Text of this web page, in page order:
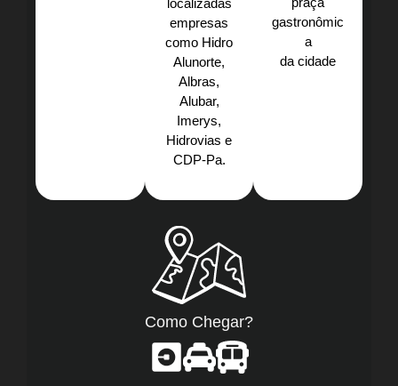
empresas
como Hidro
Alunorte,
Albras,
Alubar,
Imerys,
Hidrovias e
CDP-Pa.​
gastronômic
a
da cidade
Como Chegar?